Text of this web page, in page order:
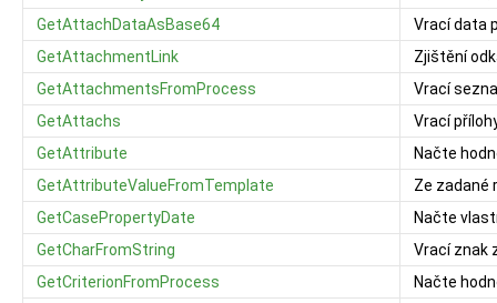
GetAttachDataAsBase64
Vrací data
GetAttachmentLink
Zjištění
GetAttachmentsFromProcess
Vrací
GetAttachs
Vrací
GetAttribute
Načte
GetAttributeValueFromTemplate
Ze zadané
GetCasePropertyDate
Načte
GetCharFromString
Vrací znak
GetCriterionFromProcess
Načte